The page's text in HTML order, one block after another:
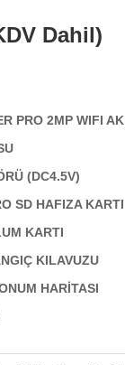
Dahil)
PRO 2MP WIFI
(DC4.5V)
SD HAFIZA KARTI
KARTI
KILAVUZU
HARİTASI